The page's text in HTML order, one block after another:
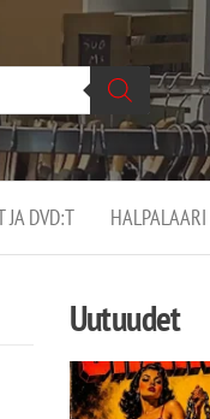
JA DVD:T HALPALAARI
Uutuudet